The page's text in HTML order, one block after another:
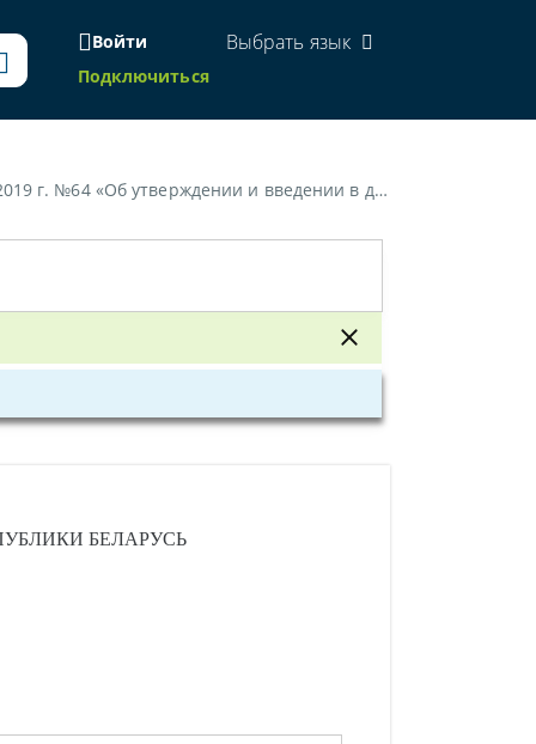
Войти
Подключиться
Выбрать язык
и введении в действие строительных норм»
БЕЛАРУСЬ